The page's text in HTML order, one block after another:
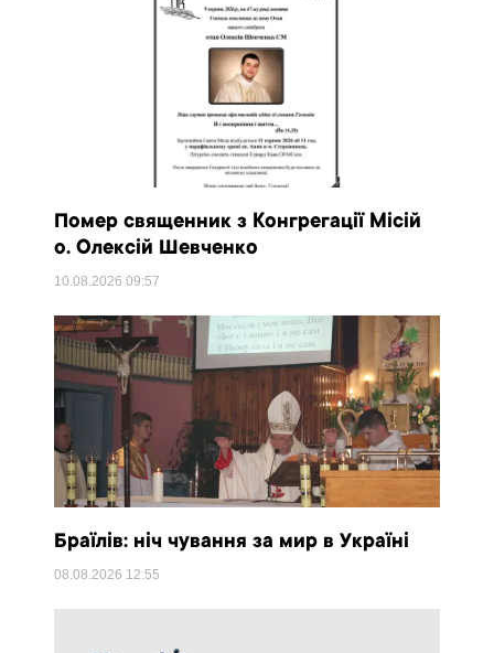
Помер священник з Конгрегації Місій
о. Олексій Шевченко
10.08.202609:57
Браїлів: ніч чування за мир в Україні
08.08.2026 12:55